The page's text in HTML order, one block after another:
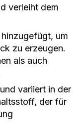
verleiht dem
um
zu erzeugen.
als auch
variiert in der
der für